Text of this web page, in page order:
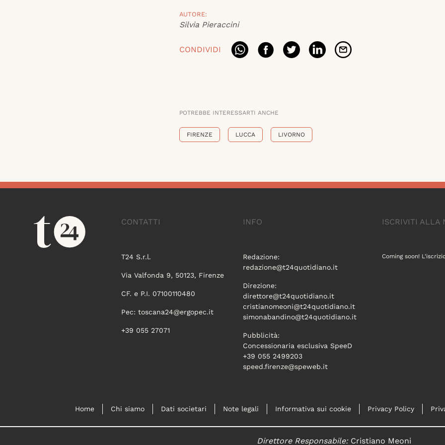
AUTORE:
Silvia Pieraccini
CONDIVIDI
POTREBBE INTERESSARTI ANCHE
FIRENZE LUCCA LIVORNO
CONTATTI
T24 S.r.l.
Via Valfonda 9, 50123, Firenze
CF. e P.I. 07100110480
Pec: toscana24@ergopec.it
+39 055 27071
INFO
Redazione:
redazione@t24quotidiano.it
Direzione:
direttore@t24quotidiano.it
cristianomeoni@t24quotidiano.it
simonabandino@t24quotidiano.it
Pubblicità:
Concessionaria esclusiva SpeeD
+39 055 2499203
speed.firenze@speweb.it
ISCRIVITI ALLA
Coming soon!
Home Chi siamo Dati societari Note legali Informativa sui cookie Privacy Policy
Direttore Responsabile:Cristiano Meoni